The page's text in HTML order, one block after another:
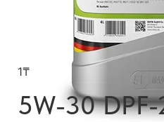
1₸
5W-30